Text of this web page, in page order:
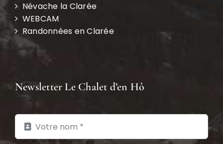
Névache la Clarée
WEBCAM
Randonnées en Clarée
Newsletter Le Chalet d’en Hô